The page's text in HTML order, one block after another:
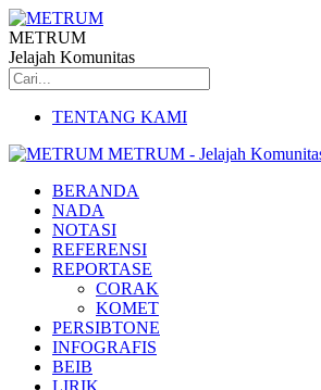
METRUM
Jelajah Komunitas
TENTANG KAMI
METRUM - Jelajah
BERANDA
NADA
NOTASI
REFERENSI
REPORTASE
CORAK
KOMET
PERSIBTONE
INFOGRAFIS
BEIB
LIRIK